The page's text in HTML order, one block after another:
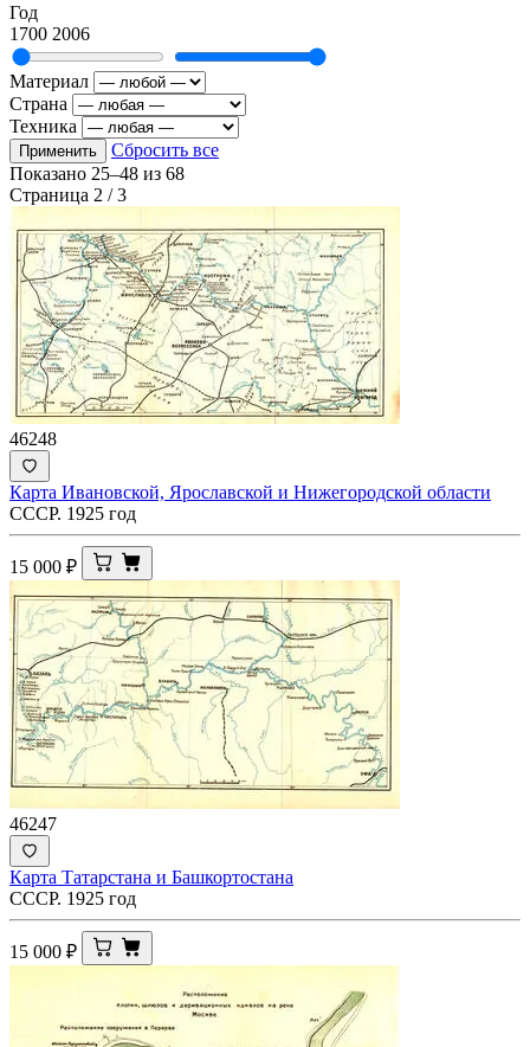
Год
1700 2006
Материал
Страна
Техника
Применить
Сбросить все
Показано 25–48 из 68
Страница 2 / 3
46248
Карта Ивановской, Ярославской и Нижегородской области
СССР. 1925 год
15 000 ₽
46247
Карта Татарстана и Башкортостана
СССР. 1925 год
15 000 ₽